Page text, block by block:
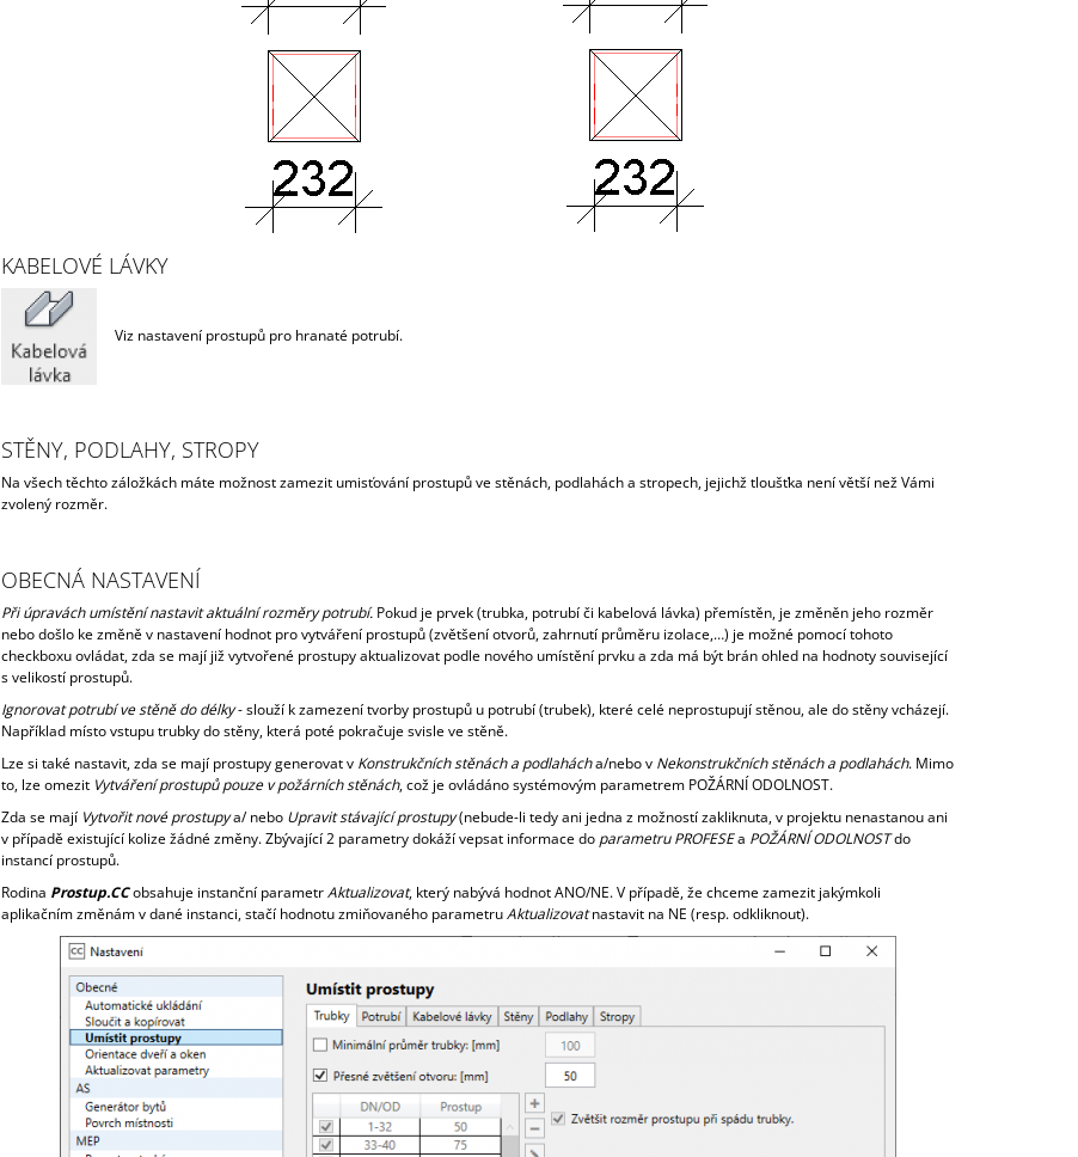
KABELOVÉ LÁVKY
Viz nastavení prostupů pro hranaté potrubí.
STĚNY, PODLAHY, STROPY
Na všech těchto záložkách máte možnost zamezit umisťování prostupů ve stěnách, podlahách a stropech, jejichž tloušťka není větší než Vámi
zvolený rozměr.
OBECNÁ NASTAVENÍ
Při úpravách umístění nastavit aktuální rozměry potrubí. Pokud je prvek (trubka, potrubí či kabelová lávka) přemístěn, je změněn jeho rozměr
nebo došlo ke změně v nastavení hodnot pro vytváření prostupů (zvětšení otvorů, zahrnutí průměru izolace,…) je možné pomocí tohoto
checkboxu ovládat, zda se mají již vytvořené prostupy aktualizovat podle nového umístění prvku a zda má být brán ohled na hodnoty související
s velikostí prostupů.
Ignorovat potrubí ve stěně do délky- slouží k zamezení tvorby prostupů u potrubí (trubek), které celé neprostupují stěnou, ale do stěny vcházejí.
Například místo vstupu trubky do stěny, která poté pokračuje svisle ve stěně.
Lze si také nastavit, zda se mají prostupy generovat v Konstrukčních stěnách a podlahácha/nebo v Nekonstrukčních stěnách a podlahách. Mimo
to, lze omezit Vytváření prostupů pouze v požárních stěnách, což je ovládáno systémovým parametrem POŽÁRNÍ ODOLNOST.
Zda se mají Vytvořit nové prostupya/ nebo Upravit stávající prostupy(nebude-li tedy ani jedna z možností zakliknuta, v projektu nenastanou ani
v případě existující kolize žádné změny. Zbývající 2 parametry dokáží vepsat informace do parametru PROFESEa POŽÁRNÍ ODOLNOSTdo
instancí prostupů.
Rodina Prostup.CCobsahuje instanční parametrAktualizovat, který nabývá hodnot ANO/NE. V případě, že chceme zamezit jakýmkoli
aplikačním změnám v dané instanci, stačí hodnotu zmiňovaného parametruAktualizovat nastavit na NE (resp. odkliknout).